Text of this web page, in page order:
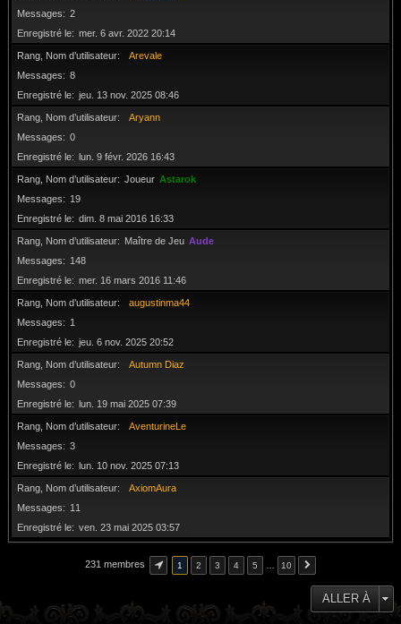
Messages
2
Enregistré le
mer. 6 avr. 2022 20:14
Rang, Nom d’utilisateur
Arevale
Messages
8
Enregistré le
jeu. 13 nov. 2025 08:46
Rang, Nom d’utilisateur
Aryann
Messages
0
Enregistré le
lun. 9 févr. 2026 16:43
Rang, Nom d’utilisateur Joueur Astarok
Messages
19
Enregistré le
dim. 8 mai 2016 16:33
Rang, Nom d’utilisateur Maître de Jeu Aude
Messages
148
Enregistré le
mer. 16 mars 2016 11:46
Rang, Nom d’utilisateur
augustinma44
Messages
1
Enregistré le
jeu. 6 nov. 2025 20:52
Rang, Nom d’utilisateur
Autumn Diaz
Messages
0
Enregistré le
lun. 19 mai 2025 07:39
Rang, Nom d’utilisateur
AventurineLe
Messages
3
Enregistré le
lun. 10 nov. 2025 07:13
Rang, Nom d’utilisateur
AxiomAura
Messages
11
Enregistré le
ven. 23 mai 2025 03:57
231 membres 1 2 3 4 5 10
ALLER À